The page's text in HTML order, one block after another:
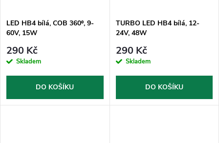
LED HB4 bílá, COB 360⁰, 9-
60V, 15W
290 Kč
Skladem
DO KOŠÍKU
TURBO LED HB4 bílá, 12-
24V, 48W
290 Kč
Skladem
DO KOŠÍKU